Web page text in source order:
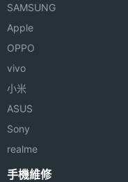
◎ 內建 SiRF Star III
◎ 支援 SiRF Instant
◎ 支援相片導航、旅
◎ 內建 WINDOWS
◎ 支援 WiFi 無線上網
◎ 內建 WINDOWS
◎ 四頻系統
◎ 使用 Samsung
相機規格
主相機
畫素
主相機
感光元
件
SAMSUNG
Apple
OPPO
vivo
小米
ASUS
Sony
realme
手機維修